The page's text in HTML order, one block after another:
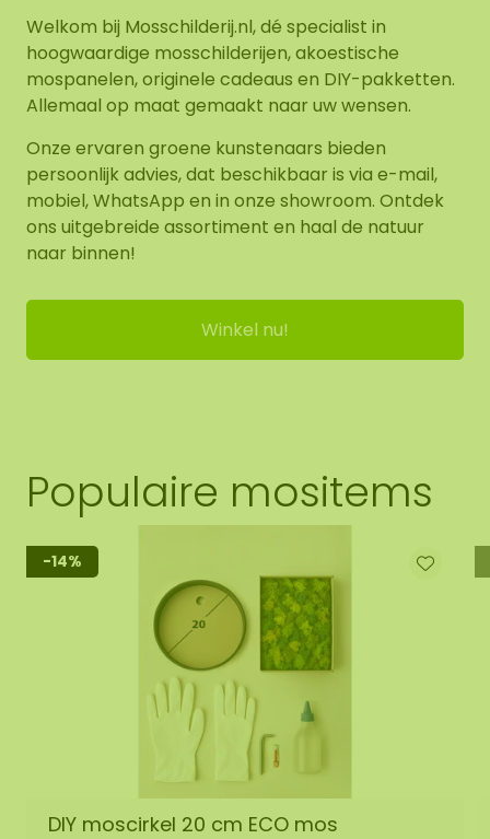
Welkom bij Mosschilderij.nl, dé specialist in
hoogwaardige mosschilderijen, akoestische
mospanelen, originele cadeaus en DIY-pakketten.
Allemaal op maat gemaakt naar uw wensen.
Onze ervaren groene kunstenaars bieden
persoonlijk advies, dat beschikbaar is via e-mail,
mobiel, WhatsApp en in onze showroom. Ontdek
ons uitgebreide assortiment en haal de natuur
naar binnen!
Winkel nu!
Populaire mositems
-14%
DIY moscirkel 20 cm ECO mos